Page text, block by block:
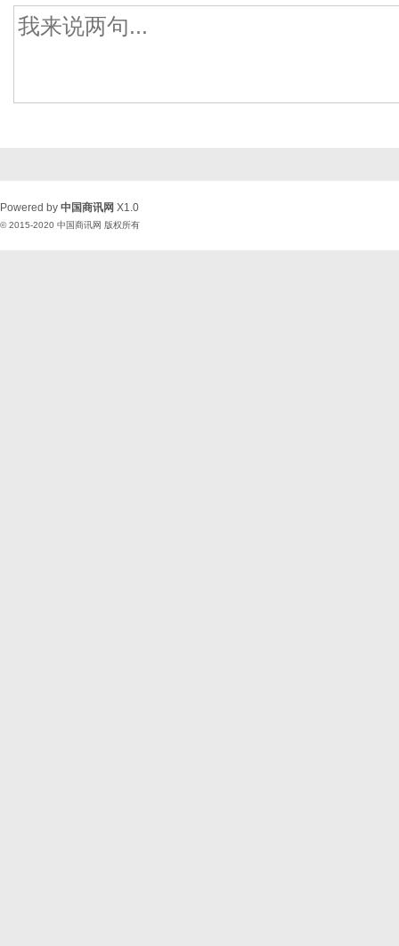
Powered by 中国商讯网 X1.0
© 2015-2020 中国商讯网 版权所有